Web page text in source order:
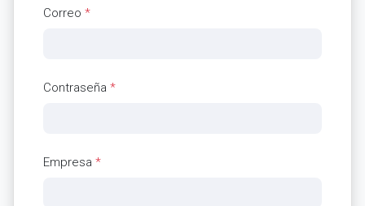
Correo *
Contraseña *
Empresa *